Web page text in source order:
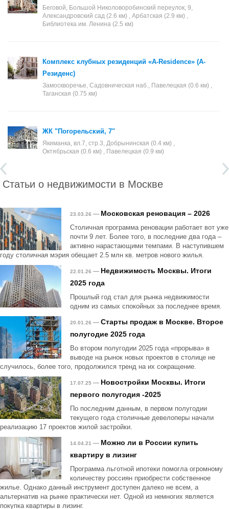
Беговой, Большой Николоворобинский переулок, 9,
Александровский сад (2.6 км) , Арбатская (2.9 км) ,
Библиотека им. Ленина (2.5 км)
Комплекс клубных резиденций «A-Residence» (А-
Резиденс)
Замоскворечье, Садовническая наб., Павелецкая (0.6 км) ,
Таганская (0.75 км)
ЖК "Погорельский, 7"
Якиманка, вл.7, стр.3, Добрынинская (0.4 км) ,
Октябрьская (0.6 км) , Павелецкая (0.9 км)
Статьи о недвижимости в Москве
23.03.26 — Московская реновация – 2026
Столичная программа реновации работает вот уже
почти 9 лет. Более того, в последние два года –
активно нарастающими темпами. В наступившем
году столичная мэрия обещает 2.5 млн кв. метров нового жилья.
22.01.26 — Недвижимость Москвы. Итоги
2025 года
Прошлый год стал для рынка недвижимости
одним из самых спокойных за последнее время.
20.01.26 — Старты продаж в Москве. Второе
полугодие 2025 года
Во втором полугодии 2025 года «прорыва» в
выводе на рынок новых проектов в столице не
случилось, более того, продолжился тренд на их сокращение.
17.07.25 — Новостройки Москвы. Итоги
первого полугодия -2025
По последним данным, в первом полугодии
текущего года столичные девелоперы начали
реализацию 17 проектов жилой застройки.
14.04.21 — Можно ли в России купить
квартиру в лизинг
Программа льготной ипотеки помогла огромному
количеству россиян приобрести собственное
жилье. Однако данный инструмент доступен далеко не всем, а
альтернатив на рынке практически нет. Одной из немногих является
покупка квартиры в лизинг.